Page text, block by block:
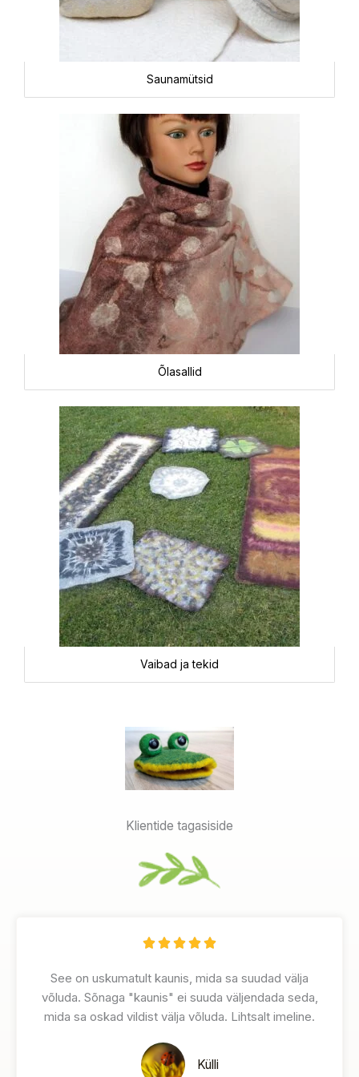
Saunamütsid
Õlasallid
Vaibad ja tekid
Klientide tagasiside
    R
t
e
d
o
See on uskumatult kaunis, mida sa suudad välja
võluda. Sõnaga "kaunis" ei suuda väljendada seda,
mida sa oskad vildist välja võluda. Lihtsalt imeline.
Külli